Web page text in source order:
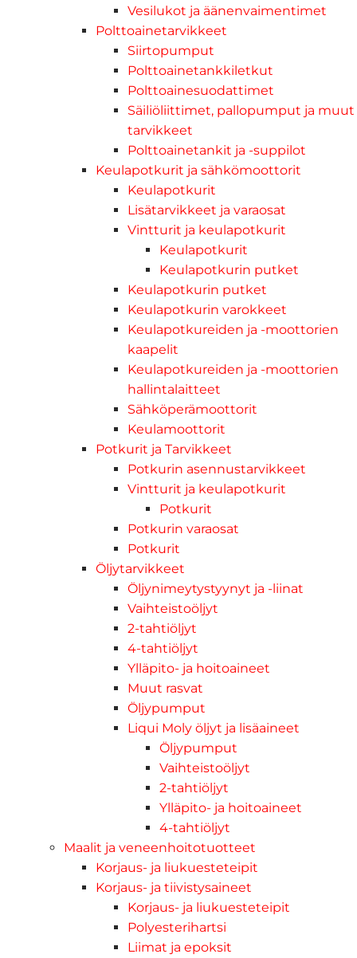
Vesilukot ja äänenvaimentimet
Polttoainetarvikkeet
Siirtopumput
Polttoainetankkiletkut
Polttoainesuodattimet
Säiliöliittimet, pallopumput ja muut
tarvikkeet
Polttoainetankit ja -suppilot
Keulapotkurit ja sähkömoottorit
Keulapotkurit
Lisätarvikkeet ja varaosat
Vintturit ja keulapotkurit
Keulapotkurit
Keulapotkurin putket
Keulapotkurin putket
Keulapotkurin varokkeet
Keulapotkureiden ja -moottorien
kaapelit
Keulapotkureiden ja -moottorien
hallintalaitteet
Sähköperämoottorit
Keulamoottorit
Potkurit ja Tarvikkeet
Potkurin asennustarvikkeet
Vintturit ja keulapotkurit
Potkurit
Potkurin varaosat
Potkurit
Öljytarvikkeet
Öljynimeytystyynyt ja -liinat
Vaihteistoöljyt
2-tahtiöljyt
4-tahtiöljyt
Ylläpito- ja hoitoaineet
Muut rasvat
Öljypumput
Liqui Moly öljyt ja lisäaineet
Öljypumput
Vaihteistoöljyt
2-tahtiöljyt
Ylläpito- ja hoitoaineet
4-tahtiöljyt
Maalit ja veneenhoitotuotteet
Korjaus- ja liukuesteteipit
Korjaus- ja tiivistysaineet
Korjaus- ja liukuesteteipit
Polyesterihartsi
Liimat ja epoksit